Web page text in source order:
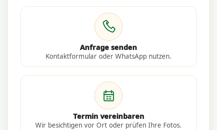
Anfrage senden
Kontaktformular oder WhatsApp nutzen.
Termin vereinbaren
Wir besichtigen vor Ort oder prüfen Ihre Fotos.